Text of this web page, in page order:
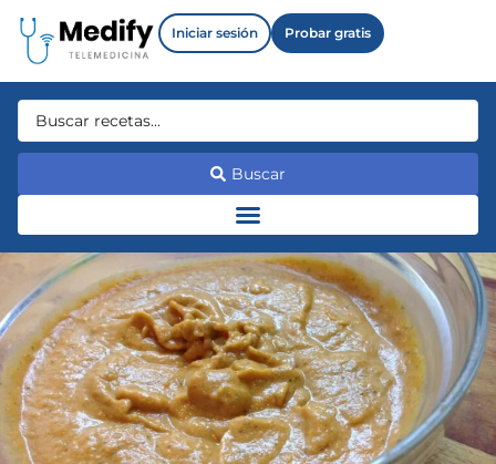
Iniciar sesión Probar gratis
Buscar